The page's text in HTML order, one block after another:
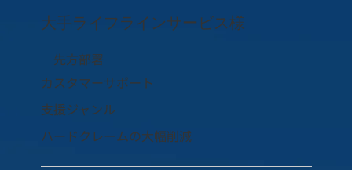
大手ライフラインサービス様
先方部署
カスタマーサポート
支援ジャンル
ハードクレームの大幅削減